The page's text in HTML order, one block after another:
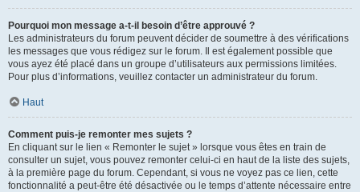
Pourquoi mon message a-t-il besoin d’être approuvé ?
Les administrateurs du forum peuvent décider de soumettre à des vérifications
les messages que vous rédigez sur le forum. Il est également possible que
vous ayez été placé dans un groupe d’utilisateurs aux permissions limitées.
Pour plus d’informations, veuillez contacter un administrateur du forum.
Haut
Comment puis-je remonter mes sujets ?
En cliquant sur le lien « Remonter le sujet » lorsque vous êtes en train de
consulter un sujet, vous pouvez remonter celui-ci en haut de la liste des sujets,
à la première page du forum. Cependant, si vous ne voyez pas ce lien, cette
fonctionnalité a peut-être été désactivée ou le temps d’attente nécessaire entre